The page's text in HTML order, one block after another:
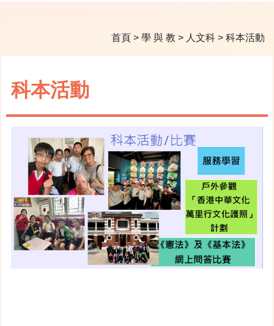
首頁 > 學 與 教 > 人文科 > 科本活動
科本活動